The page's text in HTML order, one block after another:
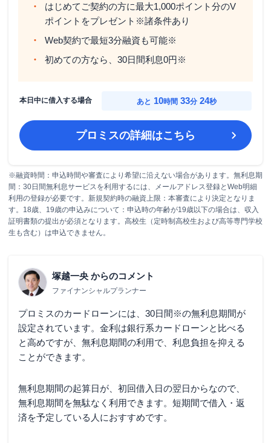
はじめてご契約の方に最大1,000ポイント分のV
ポイントをプレゼント※諸条件あり
Web契約で最短3分融資も可能※
初めての方なら、30日間利息0円※
本日中に借入する場合 あと 10時間 33分 22秒
プロミスの詳細はこちら
※融資時間：申込時間や審査により希望に沿えない場合があります。無利息期
間：30日間無利息サービスを利用するには、メールアドレス登録とWeb明細
利用の登録が必要です。新規契約時の融資上限：本審査により決定となりま
す。18歳、19歳の申込みについて：申込時の年齢が19歳以下の場合は、収入
証明書類の提出が必須となります。高校生（定時制高校生および高等専門学校
生も含む）は申込できません。
塚越一央 からのコメント
ファイナンシャルプランナー
プロミスのカードローンには、 30日間※の無利息期間が
設定されています。金利は銀行系カードローンと比べる
と高めですが、無利息期間の利用で、利息負担を抑える
ことができます。
無利息期間の起算日が、初回借入日の翌日からなので、
無利息期間を無駄なく利用できます。短期間で借入・返
済を予定している人におすすめです。